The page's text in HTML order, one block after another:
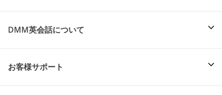
DMM英会話について
お客様サポート